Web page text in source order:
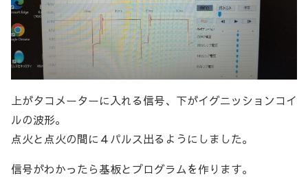
上がタコメーターに入れる信号、下がイグニッションコイ
ルの波形。
点火と点火の間に４パルス出るようにしました。
信号がわかったら基板とプログラムを作ります。